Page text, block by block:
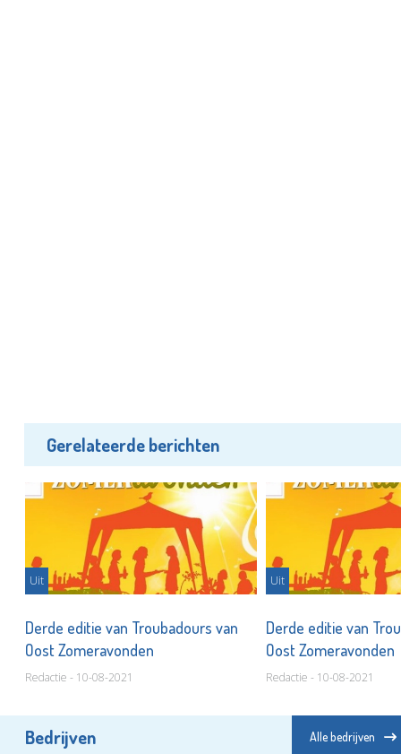
Gerelateerde berichten
Uit
Derde editie van Troubadours van
Oost Zomeravonden
Redactie - 10-08-2021
Uit
Derde editie van
Oost Zomeravonden
Redactie - 10-08-2021
Bedrijven Alle bedrijven